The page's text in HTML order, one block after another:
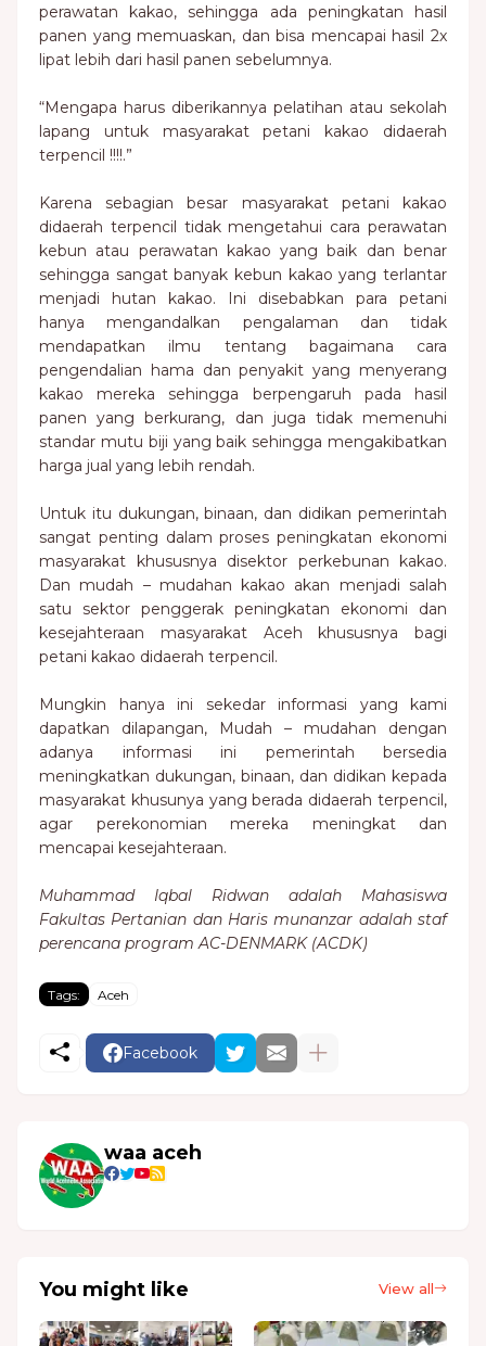
perawatan kakao, sehingga ada peningkatan hasil
panen yang memuaskan, dan bisa mencapai hasil 2x
lipat lebih dari hasil panen sebelumnya.
“Mengapa harus diberikannya pelatihan atau sekolah
lapang untuk masyarakat petani kakao didaerah
terpencil !!!!.”
Karena sebagian besar masyarakat petani kakao
didaerah terpencil tidak mengetahui cara perawatan
kebun atau perawatan kakao yang baik dan benar
sehingga sangat banyak kebun kakao yang terlantar
menjadi hutan kakao. Ini disebabkan para petani
hanya mengandalkan pengalaman dan tidak
mendapatkan ilmu tentang bagaimana cara
pengendalian hama dan penyakit yang menyerang
kakao mereka sehingga berpengaruh pada hasil
panen yang berkurang, dan juga tidak memenuhi
standar mutu biji yang baik sehingga mengakibatkan
harga jual yang lebih rendah.
Untuk itu dukungan, binaan, dan didikan pemerintah
sangat penting dalam proses peningkatan ekonomi
masyarakat khususnya disektor perkebunan kakao.
Dan mudah – mudahan kakao akan menjadi salah
satu sektor penggerak peningkatan ekonomi dan
kesejahteraan masyarakat Aceh khususnya bagi
petani kakao didaerah terpencil.
Mungkin hanya ini sekedar informasi yang kami
dapatkan dilapangan, Mudah – mudahan dengan
adanya informasi ini pemerintah bersedia
meningkatkan dukungan, binaan, dan didikan kepada
masyarakat khusunya yang berada didaerah terpencil,
agar perekonomian mereka meningkat dan
mencapai kesejahteraan.
Muhammad Iqbal Ridwan adalah Mahasiswa
Fakultas Pertanian dan Haris munanzar adalah staf
perencana program AC-DENMARK (ACDK)
Tags: Aceh
Facebook
waa aceh
You might like View all